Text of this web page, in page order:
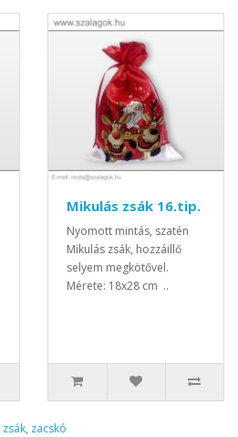
Mikulás zsák 16.tip.
Nyomott mintás, szatén
Mikulás zsák, hozzáillő
selyem megkötővel.
Mérete: 18x28 cm ..
zsák, zacskó